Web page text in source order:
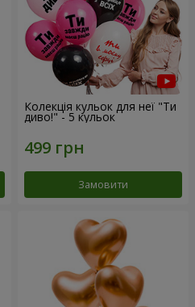
Колекція кульок для неї "Ти
диво!" - 5 кульок
Замовити